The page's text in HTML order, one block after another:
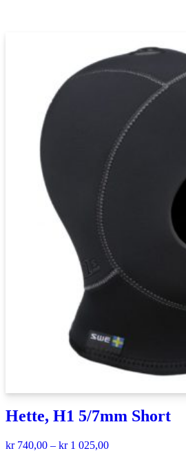
Hette, H1 5/7mm Short
kr740,00 – kr1 025,00